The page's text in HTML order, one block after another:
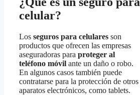
celular?
Los seguros para celulares son
productos que ofrecen las empresas
aseguradoras para proteger al
teléfono móvil ante un daño o robo.
En algunos casos también puede
contratarse para la protección de otros
aparatos electrónicos, como tablets.